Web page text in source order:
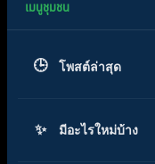
โพสต์ล่าสุด
มีอะไรใหม่บ้าง